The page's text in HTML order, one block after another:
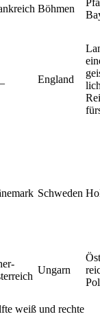
Böhmen
England
Schweden
Ungarn
weiß und rechte